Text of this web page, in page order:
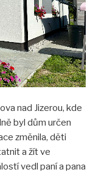
nad Jizerou, kde
byl dům určen
změnila, děti
a žít ve
vedl paní a pana